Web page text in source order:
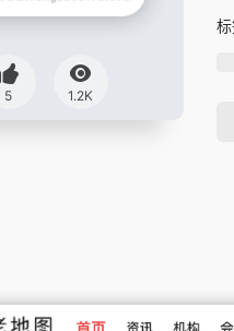
5 1.2K